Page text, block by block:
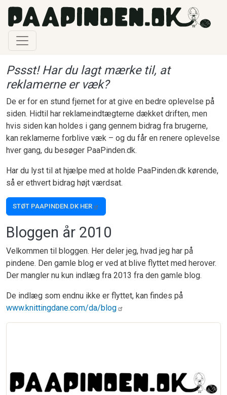
Gå til hovedindhold
Pssst! Har du lagt mærke til, at
reklamerne er væk?
De er for en stund fjernet for at give en bedre oplevelse på
siden. Hidtil har reklameindtægterne dækket driften, men
hvis siden kan holdes i gang gennem bidrag fra brugerne,
kan reklamerne forblive væk – og du får en renere oplevelse
hver gang, du besøger PaaPinden.dk.
Har du lyst til at hjælpe med at holde PaaPinden.dk kørende,
så er ethvert bidrag højt værdsat.
STØT PAAPINDEN.DK HER
Bloggen år 2010
Velkommen til bloggen. Her deler jeg, hvad jeg har på
pindene. Den gamle blog er ved at blive flyttet med herover.
Der mangler nu kun indlæg fra 2013 fra den gamle blog.
De indlæg som endnu ikke er flyttet, kan findes på
www.knittingdane.com/da/blog